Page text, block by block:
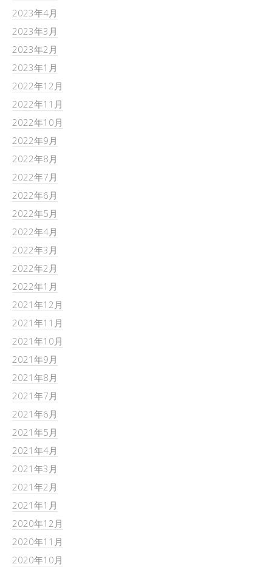
2023年4月
2023年3月
2023年2月
2023年1月
2022年12月
2022年11月
2022年10月
2022年9月
2022年8月
2022年7月
2022年6月
2022年5月
2022年4月
2022年3月
2022年2月
2022年1月
2021年12月
2021年11月
2021年10月
2021年9月
2021年8月
2021年7月
2021年6月
2021年5月
2021年4月
2021年3月
2021年2月
2021年1月
2020年12月
2020年11月
2020年10月